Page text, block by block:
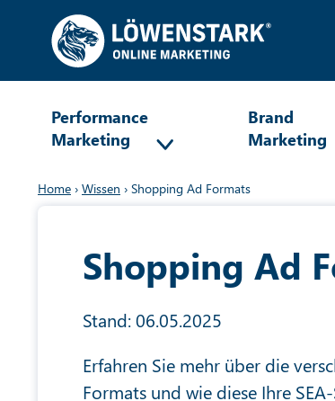
Performance
Marketing
Brand
Marketing
Home › Wissen › Shopping Ad Formats
Shopping Ad
Stand: 06.05.2025
Erfahren Sie mehr über die
Formats und wie diese Ihre